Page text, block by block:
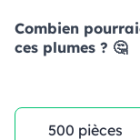
Combien
ces plumes ? 🤔
500 pièces